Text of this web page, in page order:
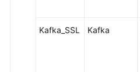
通
Kafka_SSL Kafka